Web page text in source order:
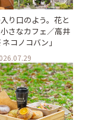
り口のよう。花と
さなカフェ／高井
コノコバン」